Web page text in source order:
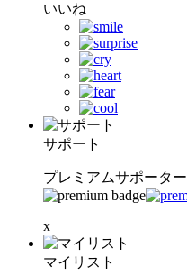
いいね
サポート
プレミアムサポーター
x
マイリスト